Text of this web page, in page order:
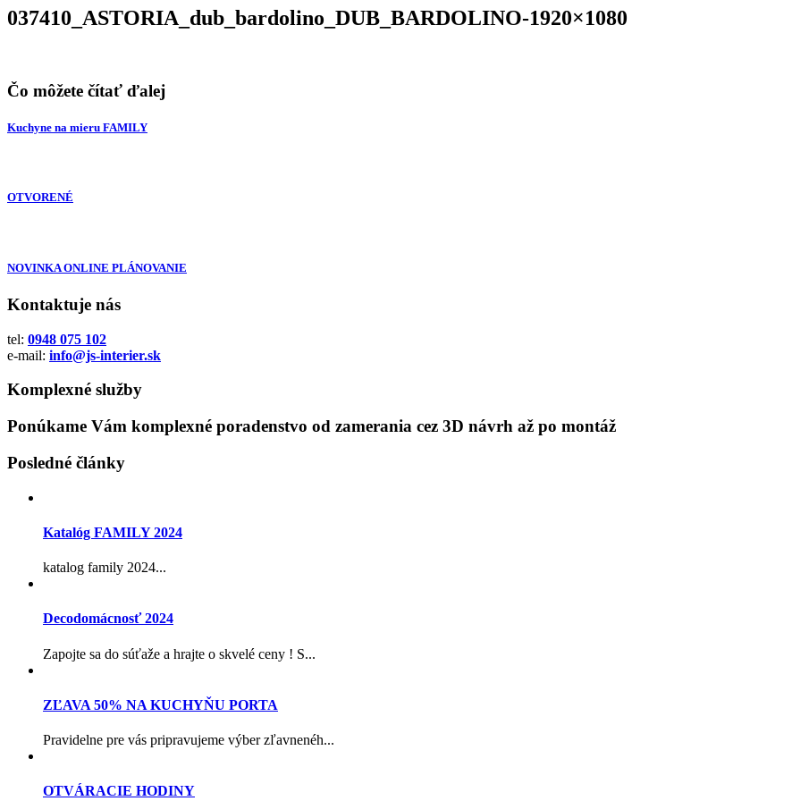
037410_ASTORIA_dub_bardolino_DUB_BARDOLINO-1920×1080
Čo môžete čítať ďalej
Kuchyne na mieru FAMILY
OTVORENÉ
NOVINKA ONLINE PLÁNOVANIE
Kontaktuje nás
tel: 0948 075 102
e-mail: info@js-interier.sk
Komplexné služby
Ponúkame Vám komplexné poradenstvo od zamerania cez 3D návrh až po montáž
Posledné články
Katalóg FAMILY 2024
katalog family 2024...
Decodomácnosť 2024
Zapojte sa do súťaže a hrajte o skvelé ceny ! S...
ZĽAVA 50% NA KUCHYŇU PORTA
Pravidelne pre vás pripravujeme výber zľavnenéh...
OTVÁRACIE HODINY